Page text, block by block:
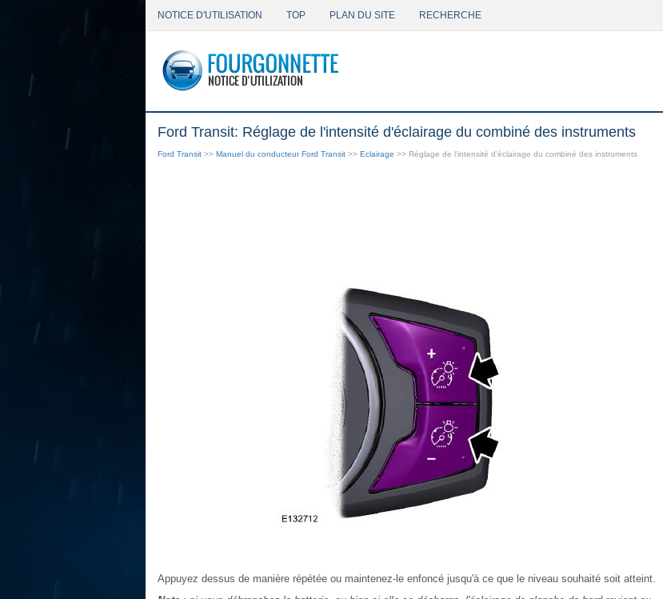
NOTICE D'UTILISATION TOP PLAN DU SITE RECHERCHE
Ford Transit: Réglage de l'intensité d'éclairage du combiné des instruments
Ford Transit >> Manuel du conducteur Ford Transit >> Eclairage >> Réglage de l'intensité d'éclairage du combiné des instruments
Appuyez dessus de manière répétée ou maintenez-le enfoncé jusqu'à ce que le niveau souhaité soit atteint.